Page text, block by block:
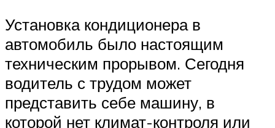
Установка кондиционера в
автомобиль было настоящим
техническим прорывом. Сегодня
водитель с трудом может
представить себе машину, в
которой нет климат-контроля или